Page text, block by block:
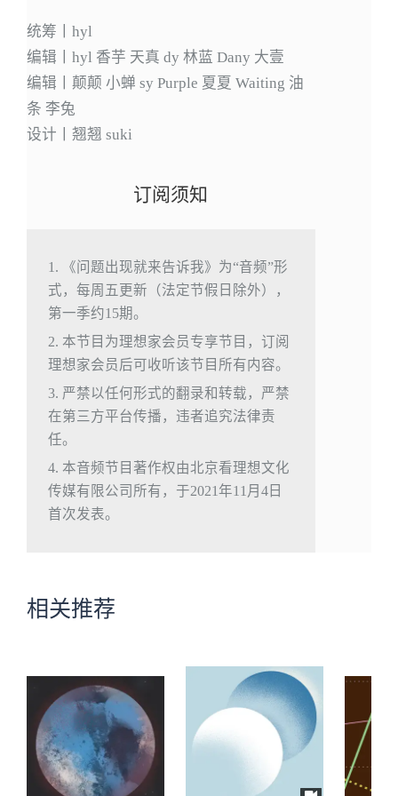
统筹丨hyl
编辑丨hyl 香芋 天真 dy 林蓝 Dany 大壹
编辑丨颠颠 小蝉 sy Purple 夏夏 Waiting 油
条 李兔
设计丨翘翘 suki
订阅须知
1. 《问题出现就来告诉我》为“音频”形
式，每周五更新（法定节假日除外），
第一季约15期。
2. 本节目为理想家会员专享节目，订阅
理想家会员后可收听该节目所有内容。
3. 严禁以任何形式的翻录和转载，严禁
在第三方平台传播，违者追究法律责
任。
4. 本音频节目著作权由北京看理想文化
传媒有限公司所有，于2021年11月4日
首次发表。
相关推荐